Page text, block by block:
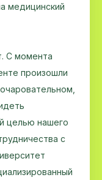
медицинский
С момента
произошли
целью нашего
с